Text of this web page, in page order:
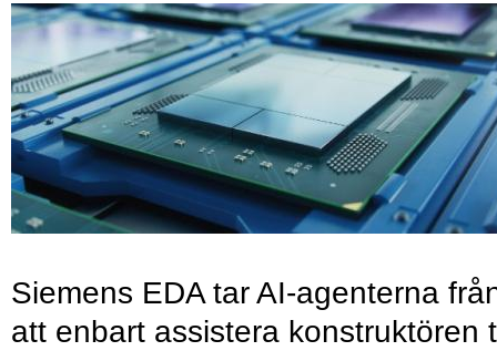
Siemens EDA tar AI-agenterna
att enbart assistera konstruktören